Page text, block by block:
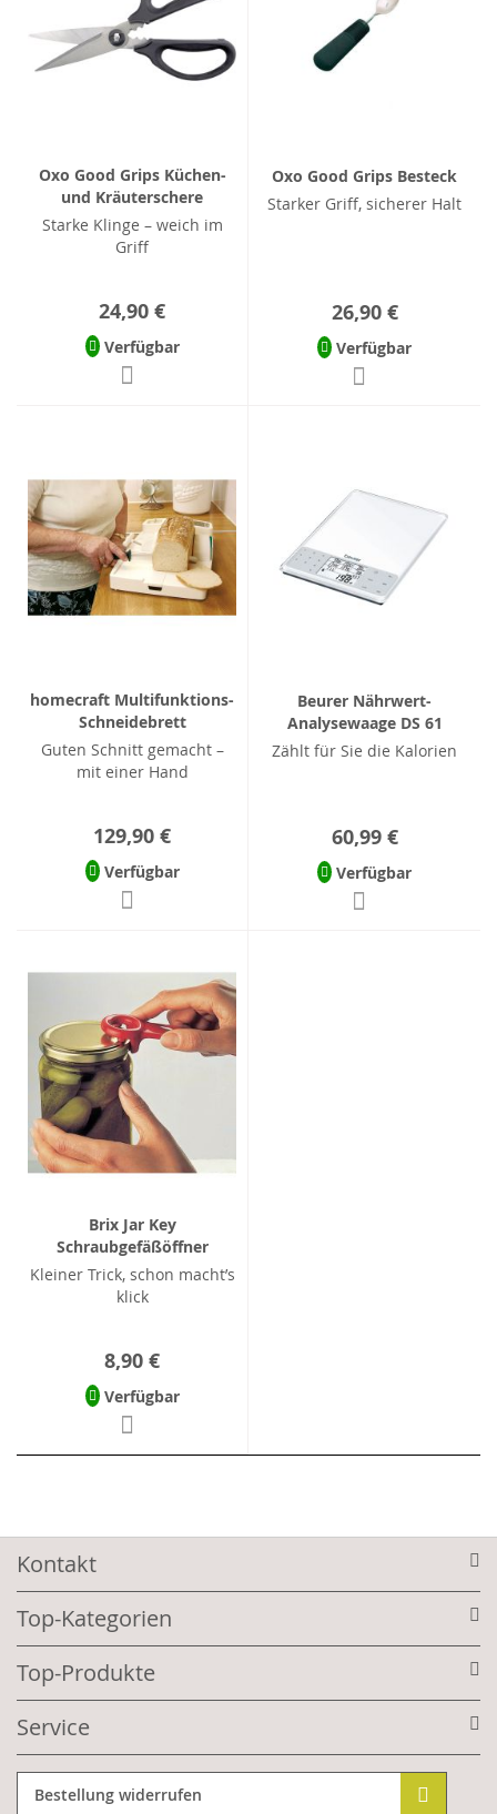
Oxo Good Grips Küchen-
und Kräuterschere
Starke Klinge – weich im
Griff
24,90 €
Verfügbar
Oxo Good Grips Besteck
Starker Griff, sicherer Halt
26,90 €
Verfügbar
homecraft Multifunktions-
Schneidebrett
Guten Schnitt gemacht –
mit einer Hand
129,90 €
Verfügbar
Beurer Nährwert-
Analysewaage DS 61
Zählt für Sie die Kalorien
60,99 €
Verfügbar
Brix Jar Key
Schraubgefäßöffner
Kleiner Trick, schon macht’s
klick
8,90 €
Verfügbar
Kontakt
Top-Kategorien
Top-Produkte
Service
Bestellung widerrufen